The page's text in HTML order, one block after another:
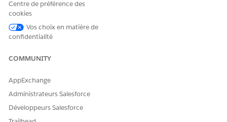
Centre de préférence des
cookies
Vos choix en matière de
confidentialité
COMMUNITY
AppExchange
Administrateurs Salesforce
Développeurs Salesforce